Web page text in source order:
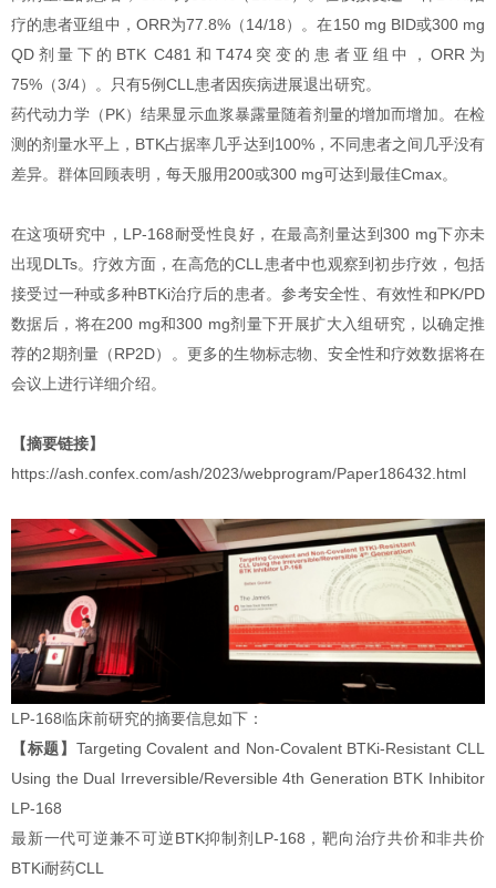
疗的患者亚组中，ORR为77.8%（14/18）。在150 mg BID或300 mg
QD剂量下的BTK C481和T474突变的患者亚组中，ORR为
75%（3/4）。只有5例CLL患者因疾病进展退出研究。
药代动力学（PK）结果显示血浆暴露量随着剂量的增加而增加。在检
测的剂量水平上，BTK占据率几乎达到100%，不同患者之间几乎没有
差异。群体回顾表明，每天服用200或300 mg可达到最佳Cmax。
在这项研究中，LP-168耐受性良好，在最高剂量达到300 mg下亦未
出现DLTs。疗效方面，在高危的CLL患者中也观察到初步疗效，包括
接受过一种或多种BTKi治疗后的患者。参考安全性、有效性和PK/PD
数据后，将在200 mg和300 mg剂量下开展扩大入组研究，以确定推
荐的2期剂量（RP2D）。更多的生物标志物、安全性和疗效数据将在
会议上进行详细介绍。
【摘要链接】
https://ash.confex.com/ash/2023/webprogram/Paper186432.html
LP-168临床前研究的摘要信息如下：
【标题】 Targeting Covalent and Non-Covalent BTKi-Resistant CLL
Using the Dual Irreversible/Reversible 4th Generation BTK Inhibitor
LP-168
最新一代可逆兼不可逆BTK抑制剂LP-168，靶向治疗共价和非共价
BTKi耐药CLL